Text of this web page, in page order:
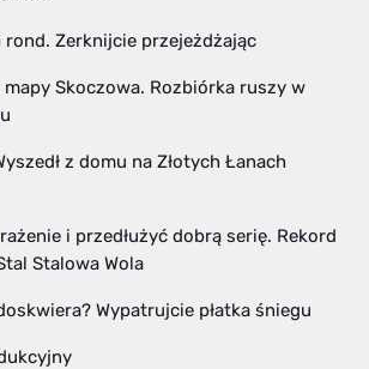
Zerknijcie przejeżdżając
mapy Skoczowa. Rozbiórka ruszy w
z domu na Złotych Łanach
i przedłużyć dobrą serię. Rekord
Stalowa Wola
Wypatrujcie płatka śniegu